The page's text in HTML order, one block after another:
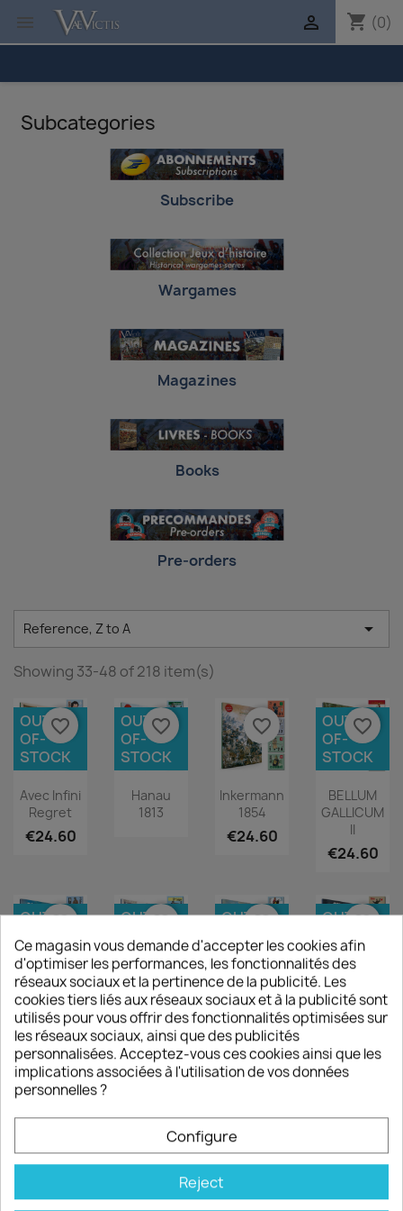
 shopping_cart (0)

Subcategories
Subscribe
Wargames
Magazines
Books
Pre-orders
Reference, Z to A 
Showing 33-48 of 218 item(s)
Avec Infini
Regret
€24.60
OUT-
OF-
STOCK
favorite_border
Hanau
1813
OUT-
OF-
STOCK
favorite_border
Inkermann
1854
€24.60
favorite_border
BELLUM
GALLICUM
II
€24.60
OUT-
OF-
STOCK
favorite_border
Cassino
44
€24.60
OUT-
OF-
STOCK
favorite_border
Fuentes
De Oñoros
OUT-
OF-
STOCK
favorite_border
Fontenoy
1745
€24.60
OUT-
OF-
STOCK
favorite_border
From
Overlord
To Berlin
€23.00
OUT-
STOCK
favorite_border
And The
OUT-
STOCK
favorite_border
Essling
OUT-
STOCK
favorite_border
Essling
OUT-
OF-
STOCK
favorite_border
44
OUT-
STOCK
favorite_border
Ce magasin vous demande d'accepter les cookies afin
d'optimiser les performances, les fonctionnalités des
réseaux sociaux et la pertinence de la publicité. Les
cookies tiers liés aux réseaux sociaux et à la publicité sont
utilisés pour vous offrir des fonctionnalités optimisées sur
les réseaux sociaux, ainsi que des publicités
personnalisées. Acceptez-vous ces cookies ainsi que les
implications associées à l'utilisation de vos données
personnelles ?
Configure
Reject